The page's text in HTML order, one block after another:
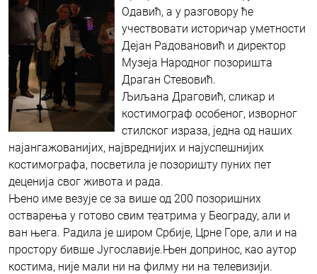
Одавић, а у разговору ће
учествовати историчар уметности
Дејан Радовановић и директор
Музеја Народног позоришта
Драган Стевовић.
Љиљана Драговић, сликар и
костимограф особеног, изворног
стилског израза, једна од наших
најангажованијих, највреднијих и најуспешнијих
костимографа, посветила је позоришту пуних пет
деценија свог живота и рада.
Њено име везује се за више од 200 позоришних
остварења у готово свим театрима у Београду, али и
ван њега. Радила је широм Србије, Црне Горе, али и на
простору бивше Југославије.Њен допринос, као аутор
костима, није мали ни на филму ни на телевизији.